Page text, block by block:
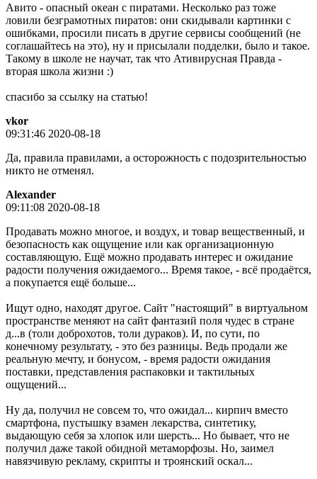
Авито - опасный океан с пиратами. Несколько раз тоже
ловили безграмотных пиратов: они скидывали картинки с
ошибками, просили писать в другие сервисы сообщений (не
соглашайтесь на это), ну и присылали подделки, было и такое.
Такому в школе не научат, так что Ативирусная Правда -
вторая школа жизни :)
спасибо за ссылку на статью!
vkor
09:31:46 2020-08-18
Да, правила правилами, а осторожность с подозрительностью
никто не отменял.
Alexander
09:11:08 2020-08-18
Продавать можно многое, и воздух, и товар вещественный, и
безопасность как ощущение или как организационную
составляющую. Ещё можно продавать интерес и ожидание
радости получения ожидаемого... Время такое, - всё продаётся,
а покупается ещё больше...
Ищут одно, находят другое. Сайт "настоящий" в виртуальном
пространстве меняют на сайт фантазий поля чудес в стране
д...в (толи доброхотов, толи дураков). И, по сути, по
конечному результату, - это без разницы. Ведь продали же
реальную мечту, и бонусом, - время радости ожидания
поставки, представления распаковки и тактильных
ощущений...
Ну да, получил не совсем то, что ожидал... кирпич вместо
смартфона, пустышку взамен лекарства, синтетику,
выдающую себя за хлопок или шерсть... Но бывает, что не
получил даже такой обидной метаморфозы. Но, заимел
навязчивую рекламу, скрипты и троянский оскал...